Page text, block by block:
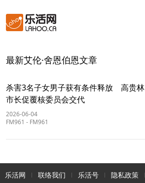
最新艾伦·舍恩伯恩文章
杀害3名子女男子获有条件释放 高贵林
市长促覆核委员会交代
2026-06-04
FM961 - FM961
乐活网 联络我们 乐活号 隐私政策